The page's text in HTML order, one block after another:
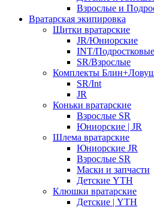
Взрослые и
Вратарская экипировка
Щитки вратарские
JR/Юниорские
INT/Подростковые
SR/Взрослые
Комплекты
SR/Int
JR
Коньки вратарские
Взрослые SR
Юниорские | JR
Шлема вратарские
Юниорские JR
Взрослые SR
Маски и запчасти
Детские YTH
Клюшки вратарские
Детские | YTH